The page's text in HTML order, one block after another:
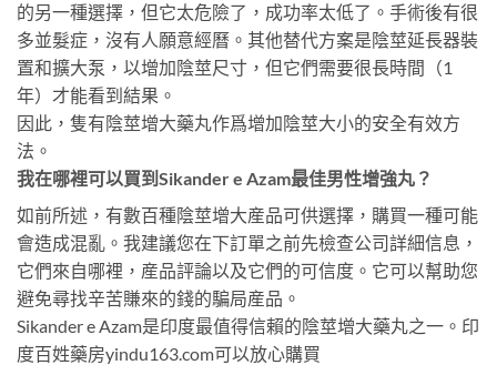
的另一種選擇，但它太危險了，成功率太低了。手術後有很
多並髮症，沒有人願意經曆。其他替代方案是陰莖延長器裝
置和擴大泵，以增加陰莖尺寸，但它們需要很長時間（1
年）才能看到結果。
因此，隻有陰莖增大藥丸作爲增加陰莖大小的安全有效方
法。
我在哪裡可以買到Sikander e Azam最佳男性增強丸？
如前所述，有數百種陰莖增大産品可供選擇，購買一種可能
會造成混亂。我建議您在下訂單之前先檢查公司詳細信息，
它們來自哪裡，産品評論以及它們的可信度。它可以幫助您
避免尋找辛苦賺來的錢的騙局産品。
Sikander e Azam是印度最值得信賴的陰莖增大藥丸之一。印
度百姓藥房yindu163.com可以放心購買